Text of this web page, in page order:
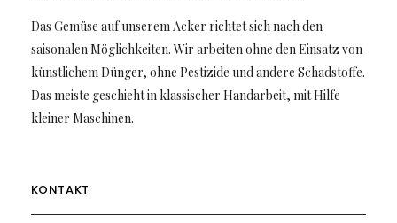
Das Gemüse auf unserem Acker richtet sich nach den
saisonalen Möglichkeiten. Wir arbeiten ohne den Einsatz von
künstlichem Dünger, ohne Pestizide und andere Schadstoffe.
Das meiste geschieht in klassischer Handarbeit, mit Hilfe
kleiner Maschinen.
KONTAKT